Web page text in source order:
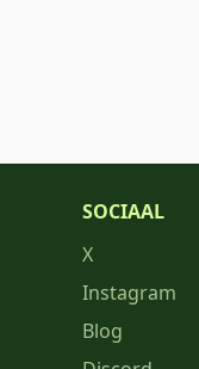
SOCIAAL
X
Instagram
Blog